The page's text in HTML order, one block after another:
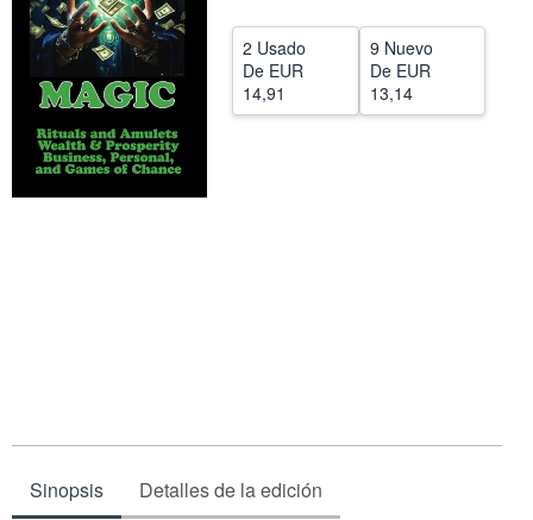
2 Usado
De EUR
14,91
9 Nuevo
De EUR
13,14
Sinopsis Detalles de la edición